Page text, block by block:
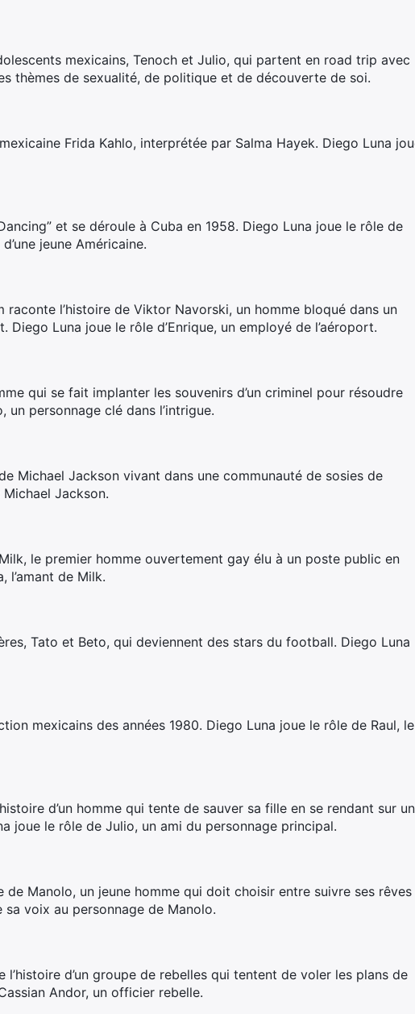
mexicains, Tenoch et Julio, qui partent en road trip avec
thèmes de sexualité, de politique et de découverte de soi.
Frida Kahlo, interprétée par Salma Hayek. Diego Luna
et se déroule à Cuba en 1958. Diego Luna joue le rôle de
jeune Américaine.
raconte l’histoire de Viktor Navorski, un homme bloqué dans un
Luna joue le rôle d’Enrique, un employé de l’aéroport.
qui se fait implanter les souvenirs d’un criminel pour résoudre
personnage clé dans l’intrigue.
Michael Jackson vivant dans une communauté de sosies de
Jackson.
le premier homme ouvertement gay élu à un poste public en
l’amant de Milk.
Tato et Beto, qui deviennent des stars du football. Diego Luna
mexicains des années 1980. Diego Luna joue le rôle de Raul, le
d’un homme qui tente de sauver sa fille en se rendant sur
joue le rôle de Julio, un ami du personnage principal.
de Manolo, un jeune homme qui doit choisir entre suivre ses rêves
voix au personnage de Manolo.
d’un groupe de rebelles qui tentent de voler les plans de
Andor, un officier rebelle.